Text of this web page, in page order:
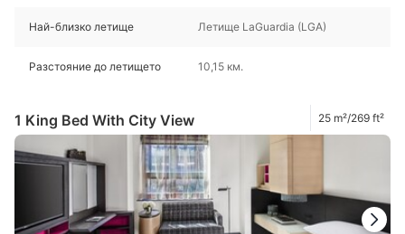
Най-близко летище Летище LaGuardia (LGA)
Разстояние до летището 10,15 км.
1 King Bed With City View 25 m²/269 ft²